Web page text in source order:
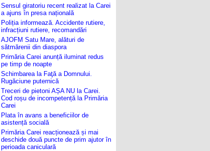
Sensul giratoriu recent realizat la Carei
a ajuns în presa națională
Poliția informează. Accidente rutiere,
infracțiuni rutiere, recomandări
AJOFM Satu Mare, alături de
sătmărenii din diaspora
Primăria Carei anunță iluminat redus
pe timp de noapte
Schimbarea la Faţă a Domnului.
Rugăciune puternică
Treceri de pietoni AȘA NU la Carei.
Cod roșu de incompetență la Primăria
Carei
Plata în avans a beneficiilor de
asistență socială
Primăria Carei reacționează și mai
deschide două puncte de prim ajutor în
perioada caniculară